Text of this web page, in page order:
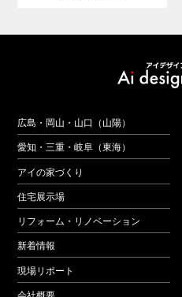
広島・岡山・山口（山陽）
愛知・三重・岐阜（東海）
アイの家づくり
住宅展示場
リフォーム・リノベーション
新着情報
現場リポート